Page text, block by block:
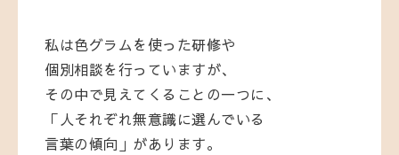
私は色グラムを使った研修や
個別相談を行っていますが、
その中で見えてくることの一つに、
「人それぞれ無意識に選んでいる
言葉の傾向」があります。